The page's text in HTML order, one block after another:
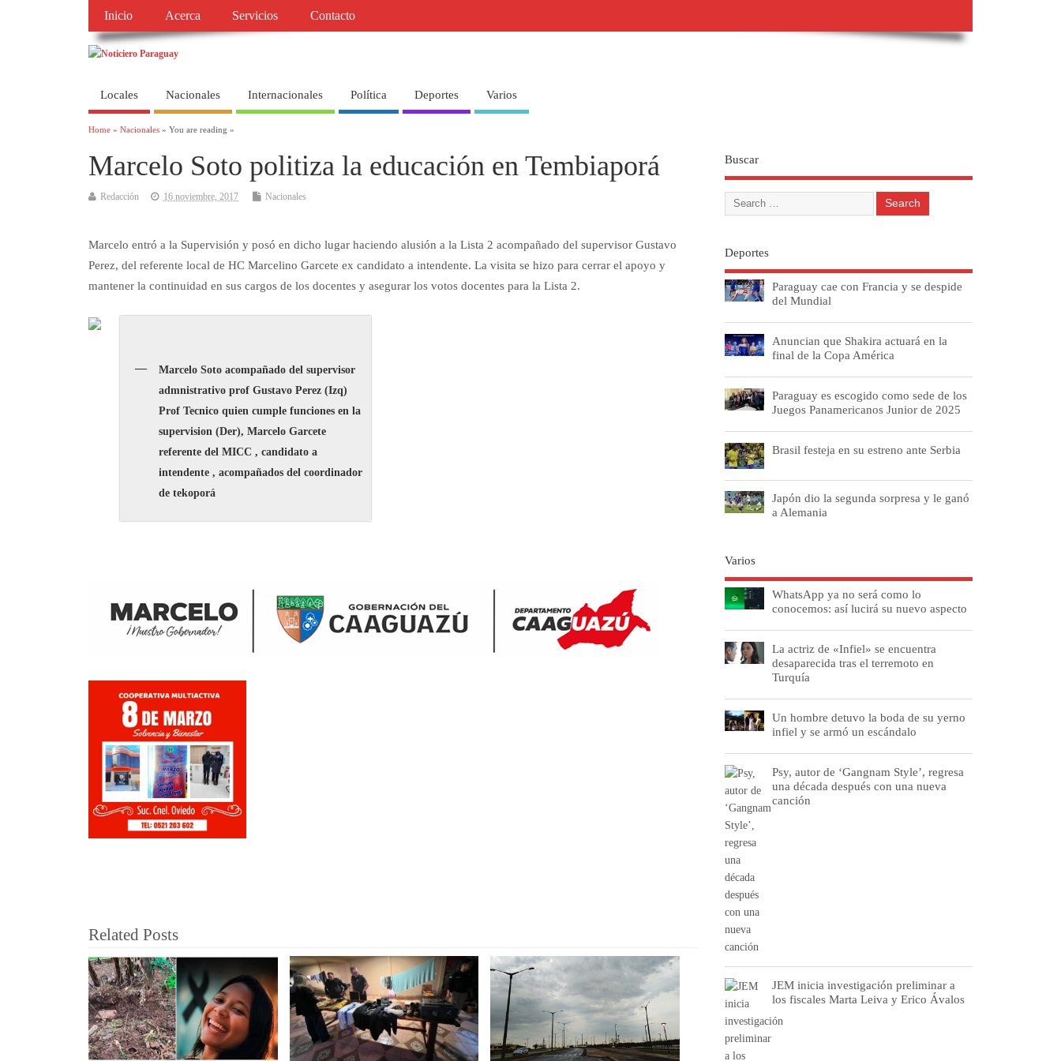
Inicio Acerca Servicios Contacto
Locales Nacionales Internacionales Política Deportes Varios
Home » Nacionales » You are reading »
Marcelo Soto politiza la educación en Tembiaporá
Redacción 16 noviembre, 2017 Nacionales
Marcelo entró a la Supervisión y posó en dicho lugar haciendo alusión a la Lista 2 acompañado del supervisor Gustavo
Perez, del referente local de HC Marcelino Garcete ex candidato a intendente. La visita se hizo para cerrar el apoyo y
mantener la continuidad en sus cargos de los docentes y asegurar los votos docentes para la Lista 2.
Marcelo Soto acompañado del supervisor
admnistrativo prof Gustavo Perez (Izq)
Prof Tecnico quien cumple funciones en la
supervision (Der), Marcelo Garcete
referente del MICC , candidato a
intendente , acompañados del coordinador
de tekoporá
Related Posts
Buscar
Deportes
Paraguay cae con Francia y se despide
del Mundial
Anuncian que Shakira actuará en la
final de la Copa América
Paraguay es escogido como sede de los
Juegos Panamericanos Junior de 2025
Brasil festeja en su estreno ante Serbia
Japón dio la segunda sorpresa y le ganó
a Alemania
Varios
WhatsApp ya no será como lo
conocemos: así lucirá su nuevo aspecto
La actriz de «Infiel» se encuentra
desaparecida tras el terremoto en
Turquía
Un hombre detuvo la boda de su yerno
infiel y se armó un escándalo
Psy, autor de ‘Gangnam Style’, regresa
una década después con una nueva
canción
JEM inicia investigación preliminar a
los fiscales Marta Leiva y Erico Ávalos